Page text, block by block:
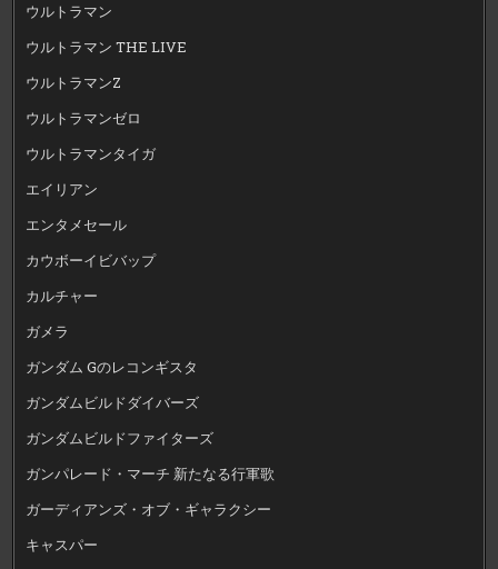
ウルトラマン
ウルトラマン THE LIVE
ウルトラマンZ
ウルトラマンゼロ
ウルトラマンタイガ
エイリアン
エンタメセール
カウボーイビバップ
カルチャー
ガメラ
ガンダム Gのレコンギスタ
ガンダムビルドダイバーズ
ガンダムビルドファイターズ
ガンパレード・マーチ 新たなる行軍歌
ガーディアンズ・オブ・ギャラクシー
キャスパー